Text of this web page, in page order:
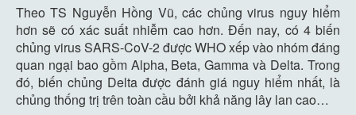
Theo TS Nguyễn Hồng Vũ, các chủng virus nguy hiểm
hơn sẽ có xác suất nhiễm cao hơn. Đến nay, có 4 biến
chủng virus SARS-CoV-2 được WHO xếp vào nhóm đáng
quan ngại bao gồm Alpha, Beta, Gamma và Delta. Trong
đó, biến chủng Delta được đánh giá nguy hiểm nhất, là
chủng thống trị trên toàn cầu bởi khả năng lây lan cao…